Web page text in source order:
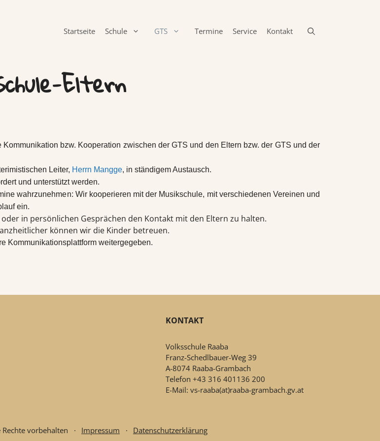
Startseite Schule GTS Termine Service Kontakt
Eltern
bzw. Kooperation zwischen der GTS und den Eltern bzw. der GTS und der
Leiter, Herrn Mangge, in ständigem Austausch.
und unterstützt werden.
wahrzunehmen: Wirkooperieren mit der Musikschule, mit verschiedenen Vereinen und
ein.
in persönlichen Gesprächen den Kontakt mit den Eltern zu halten.
können wir die Kinder betreuen.
Kommunikationsplattform weitergegeben.
KONTAKT
Volksschule Raaba
Franz-Schedlbauer-Weg 39
A-8074 Raaba-Grambach
Telefon +43 316 401136 200
E-Mail: vs-raaba(at)raaba-grambach.gv.at
vorbehalten · Impressum · Datenschutzerklärung